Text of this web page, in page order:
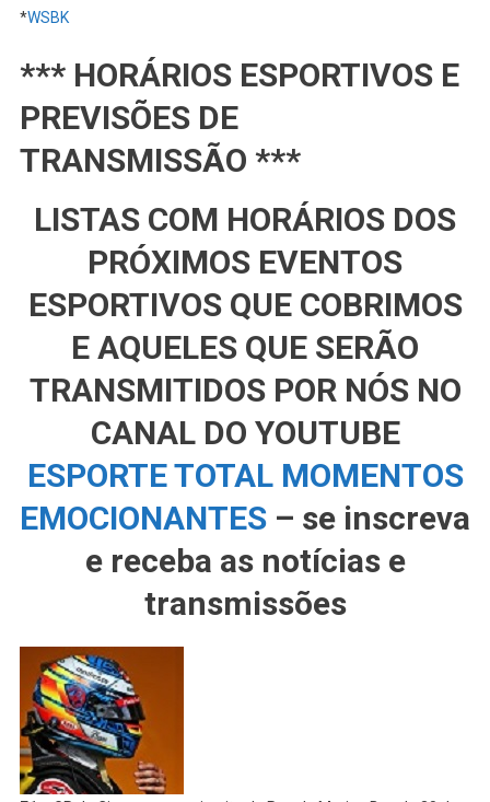
*WSBK
*** HORÁRIOS ESPORTIVOS E
PREVISÕES DE
TRANSMISSÃO ***
LISTAS COM HORÁRIOS DOS
PRÓXIMOS EVENTOS
ESPORTIVOS QUE COBRIMOS
E AQUELES QUE SERÃO
TRANSMITIDOS POR NÓS NO
CANAL DO YOUTUBE
ESPORTE TOTAL MOMENTOS
EMOCIONANTES – se inscreva
e receba as notícias e
transmissões